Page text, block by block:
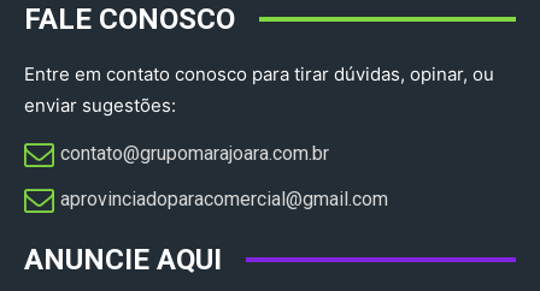
FALE CONOSCO
Entre em contato conosco para tirar dúvidas, opinar, ou
enviar sugestões:
contato@grupomarajoara.com.br
aprovinciadoparacomercial@gmail.com​
ANUNCIE AQUI